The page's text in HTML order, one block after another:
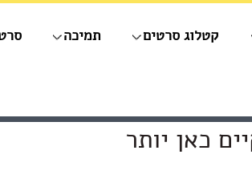
קטלוג סרטים תמיכה
כאן יותר